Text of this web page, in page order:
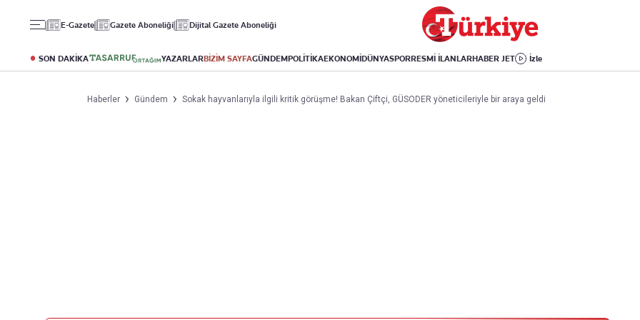
E-Gazete Gazete Aboneliği Dijital Gazete Aboneliği
SON DAKİKA YAZARLARBİZİM SAYFAGÜNDEMPOLİTİKAEKONOMİDÜNYASPORRESMİ İLANLARHABER JET İzle
Altın
Döviz
Kripto Para
Puan Durumu
Fikstür
Avrupa Ligi
Avrupa
Amerika
İsrail-Gazze
Yaşam
Sağlık
Yemek
Aktüel
Kitap
Haberler Gündem Sokak hayvanlarıyla ilgili kritik görüşme! Bakan Çiftçi, GÜSODER yöneticileriyle bir araya geldi